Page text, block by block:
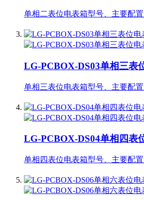
单相二表位电表箱型号、主要配
LG-PCBOX-DS03单相三表
单相三表位电表箱型号、主要配
LG-PCBOX-DS04单相四表
单相四表位电表箱型号、主要配